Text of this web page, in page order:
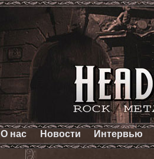
О нас Новости Интервью